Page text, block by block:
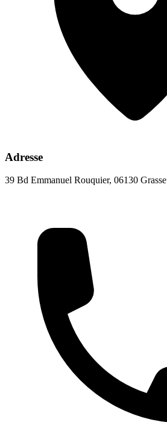
Adresse
39 Bd Emmanuel Rouquier, 06130 Grasse